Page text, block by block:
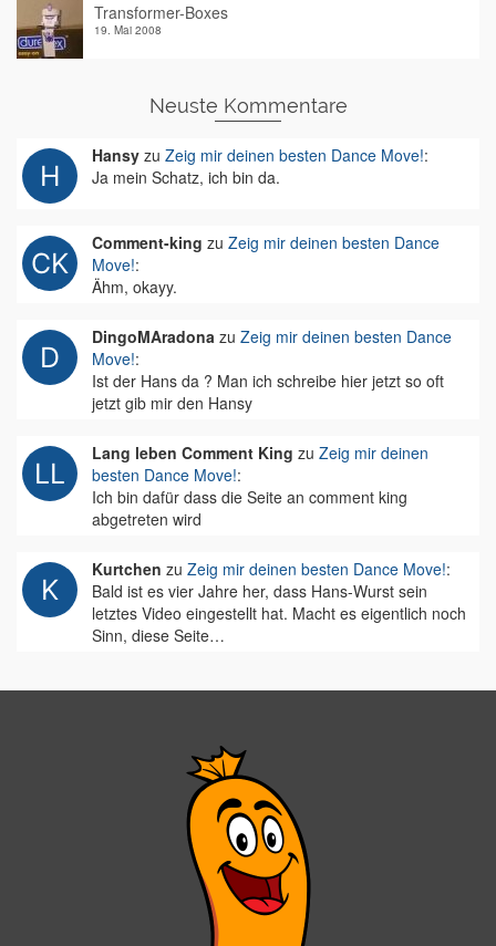
Transformer-Boxes
19. Mai 2008
Neuste Kommentare
Hansy zu Zeig mir deinen besten Dance Move!:
Ja mein Schatz, ich bin da.
Comment-king zu Zeig mir deinen besten Dance
Move!:
Ähm, okayy.
DingoMAradona zu Zeig mir deinen besten Dance
Move!:
Ist der Hans da ? Man ich schreibe hier jetzt so oft
jetzt gib mir den Hansy
Lang leben Comment King zu Zeig mir deinen
besten Dance Move!:
Ich bin dafür dass die Seite an comment king
abgetreten wird
Kurtchen zu Zeig mir deinen besten Dance Move!:
Bald ist es vier Jahre her, dass Hans-Wurst sein
letztes Video eingestellt hat. Macht es eigentlich noch
Sinn, diese Seite…